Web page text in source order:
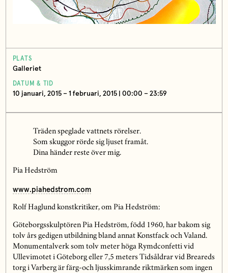
PLATS
Galleriet
DATUM & TID
10 januari, 2015 – 1 februari, 2015 | 00:00 – 23:59
Träden speglade vattnets rörelser.
Som skuggor rörde sig ljuset framåt.
Dina händer reste över mig.
Pia Hedström
www.piahedstrom.com
Rolf Haglund konstkritiker, om Pia Hedström:
Göteborgsskulptören Pia Hedström, född 1960, har bakom sig
tolv års gedigen utbildning bland annat Konstfack och Valand.
Monumentalverk som tolv meter höga Rymdconfetti vid
Ullevimotet i Göteborg eller 7,5 meters Tidsåldrar vid Breareds
torg i Varberg är färg-och ljusskimrande riktmärken som ingen